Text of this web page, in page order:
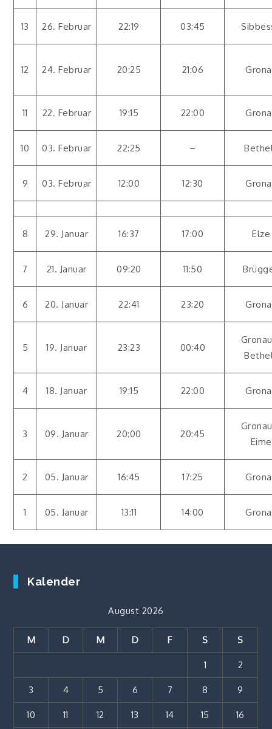
13 26. Februar 22:19 03:45
12 24. Februar 20:25 21:06
11 22. Februar 19:15 22:00
10 03. Februar 22:25 –
9 03. Februar 12:00 12:30
8 29. Januar 16:37 17:00 Elze
7 21. Januar 09:20 11:50
6 20. Januar 22:41 23:20
5 19. Januar 23:23 00:40
4 18. Januar 19:15 22:00
3 09. Januar 20:00 20:45
Eime
2 05. Januar 16:45 17:25
1 05. Januar 13:11 14:00
Kalender
August 2026
M D M D F S S
1 2
3 4 5 6 7 8 9
10 11 12 13 14 15 16